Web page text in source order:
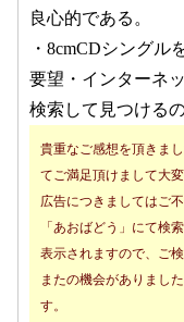
良心的である。
・8cmCDシングル
要望・インターネ
検索して見つける
貴重なご感想を頂きま
てご満足頂けまして大
広告につきましてはご
「あおばどう」にて検
表示されますので、ご
またの機会がありまし
す。